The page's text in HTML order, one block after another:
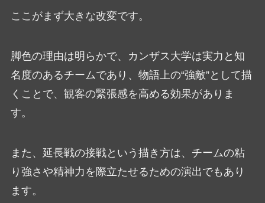
ここがまず大きな改変です。
脚色の理由は明らかで、カンザス大学は実力と知
名度のあるチームであり、物語上の“強敵”として描
くことで、観客の緊張感を高める効果がありま
す。
また、延長戦の接戦という描き方は、チームの粘
り強さや精神力を際立たせるための演出でもあり
ます。